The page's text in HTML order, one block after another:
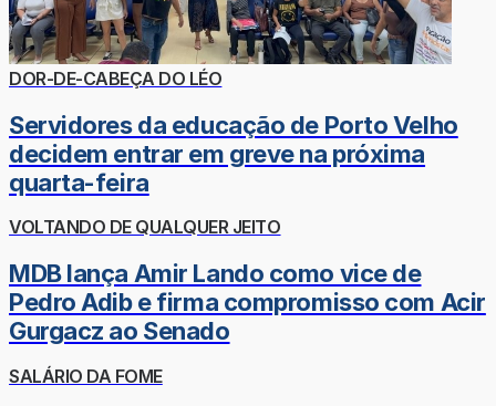
DOR-DE-CABEÇA DO LÉO
Servidores da educação de Porto Velho
decidem entrar em greve na próxima
quarta-feira
VOLTANDO DE QUALQUER JEITO
MDB lança Amir Lando como vice de
Pedro Adib e firma compromisso com Acir
Gurgacz ao Senado
SALÁRIO DA FOME